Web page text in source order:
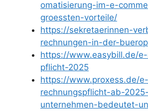
omatisierung-im-e-
groessten-vorteile/
https://sekretaerinnen-
rechnungen-in-der-
https://www.easybill.de/
pflicht-2025
https://www.proxess.de/e-
rechnungspflicht-ab-
unternehmen-bedeutet-